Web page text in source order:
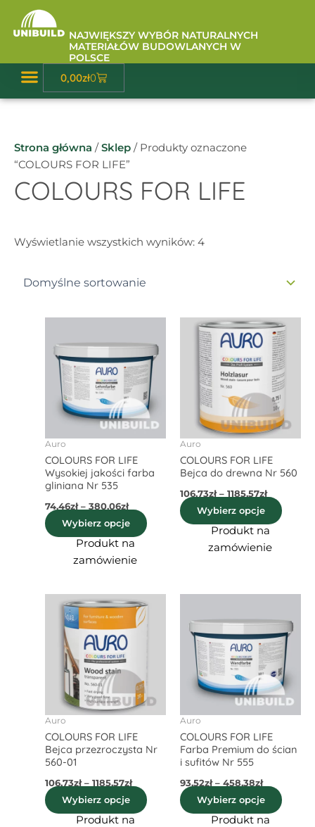
Przejdź
NAJWIĘKSZY WYBÓR NATURALNYCH
MATERIAŁÓW BUDOWLANYCH W
POLSCE
0,00zł0
Wózek
Strona główna /Sklep / Produkty oznaczone
“COLOURS FOR LIFE”
COLOURS FOR LIFE
Wyświetlanie wszystkich wyników: 4
Auro
COLOURS FOR LIFE
Wysokiej jakości farba
gliniana Nr 535
74,46zł – 380,06zł
od
74,46zł
do
380,06zł
Wybierz opcje
produkt
ma
wiele
wariantów.
Opcje
można
wybrać
stronie
produktu
Produkt na
zamówienie
Auro
COLOURS FOR LIFE
Bejca do drewna Nr 560
106,73zł – 1185,57zł
Zakres
cen:
od
106,73zł
do
1185,57zł
Wybierz opcje
Ten
ma
wiele
Opcje
Produkt na
zamówienie
Auro
COLOURS FOR LIFE
Bejca przezroczysta Nr
560-01
106,73zł – 1185,57zł
Zakres
cen:
od
Wybierz opcje
Ten
wariantów.
można
wybrać
stronie
Produkt na
Auro
COLOURS FOR LIFE
Farba Premium do ścian
i sufitów Nr 555
93,52zł – 458,38zł
od
93,52zł
do
458,38zł
Wybierz opcje
ma
wiele
Opcje
Produkt na